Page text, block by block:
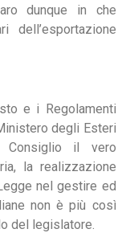
dunque in che
dell’esportazione
e i Regolamenti
degli Esteri
il vero
la realizzazione
nel gestire ed
non è più così
del legislatore.